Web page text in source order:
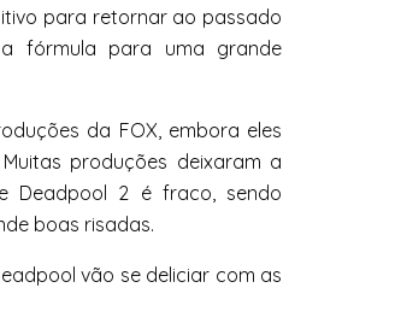
para retornar ao passado
fórmula para uma grande
da FOX, embora eles
produções deixaram a
Deadpool 2 é fraco, sendo
boas risadas.
vão se deliciar com as